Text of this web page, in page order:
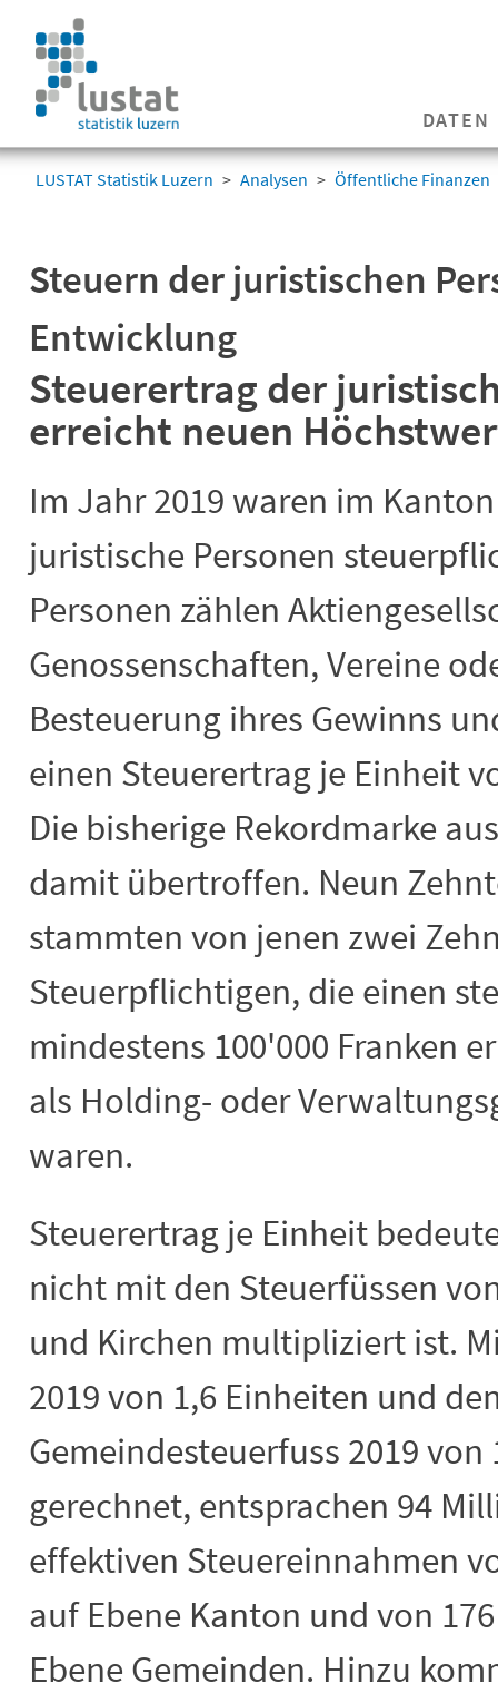
DATEN
LUSTAT Statistik Luzern Analysen Öffentliche Finanzen
Steuern der juristischen
Entwicklung
Steuerertrag der
erreicht neuen
Im Jahr 2019 waren im
juristische Personen
Personen zählen
Genossenschaften, Vereine
Besteuerung ihres Gewinns
einen Steuerertrag je Einheit
Die bisherige Rekordmarke
damit übertroffen. Neun
stammten von jenen zwei
Steuerpflichtigen, die einen
mindestens 100'000 Franken
als Holding- oder
waren.
Steuerertrag je Einheit
nicht mit den Steuerfüssen
und Kirchen multipliziert ist.
2019 von 1,6 Einheiten und
Gemeindesteuerfuss 2019 von
gerechnet, entsprachen 94
effektiven Steuereinnahmen
auf Ebene Kanton und von
Ebene Gemeinden. Hinzu